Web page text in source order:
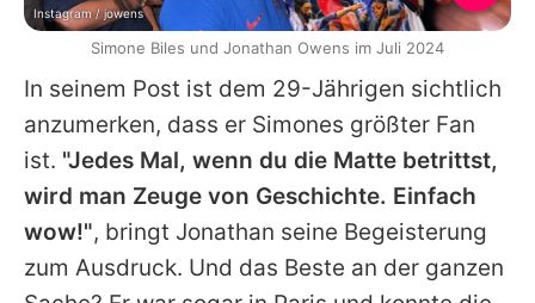
In seinem Post ist dem 29-Jährigen sichtlich
anzumerken, dass er Simones größter Fan
ist. "Jedes Mal, wenn du die Matte betrittst,
wird man Zeuge von Geschichte. Einfach
wow!", bringt Jonathan seine Begeisterung
zum Ausdruck. Und das Beste an der ganzen
Instagram / jowens
Simone Biles und Jonathan Owens im Juli 2024